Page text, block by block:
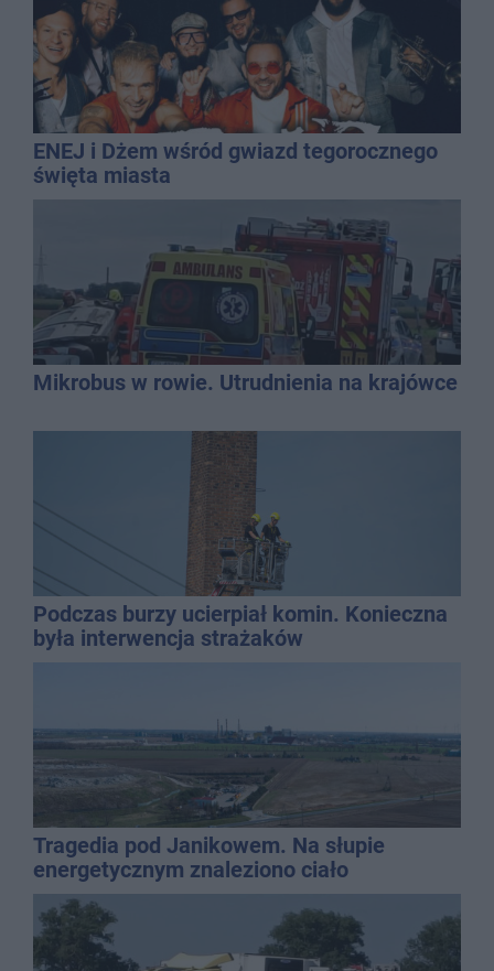
ENEJ i Dżem wśród gwiazd tegorocznego
święta miasta
Mikrobus w rowie. Utrudnienia na krajówce
Podczas burzy ucierpiał komin. Konieczna
była interwencja strażaków
Tragedia pod Janikowem. Na słupie
energetycznym znaleziono ciało
mężczyzny